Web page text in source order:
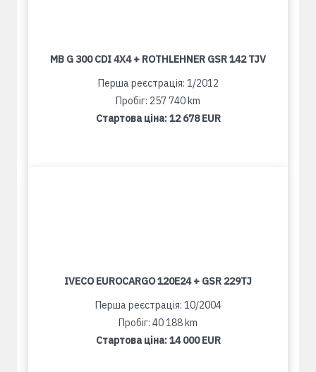
MB G 300 CDI 4X4 + ROTHLEHNER GSR 142 TJV
Перша реєстрація: 1/2012
Пробіг: 257 740 km
Стартова ціна:12 678 EUR
IVECO EUROCARGO 120E24 + GSR 229TJ
Перша реєстрація: 10/2004
Пробіг: 40 188 km
Стартова ціна:14 000 EUR